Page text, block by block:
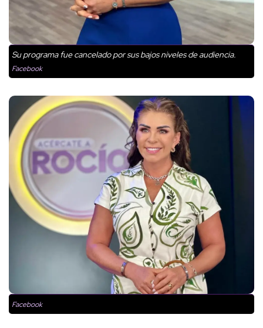
Su programa fue cancelado por sus bajos niveles de audiencia.
Facebook
Facebook